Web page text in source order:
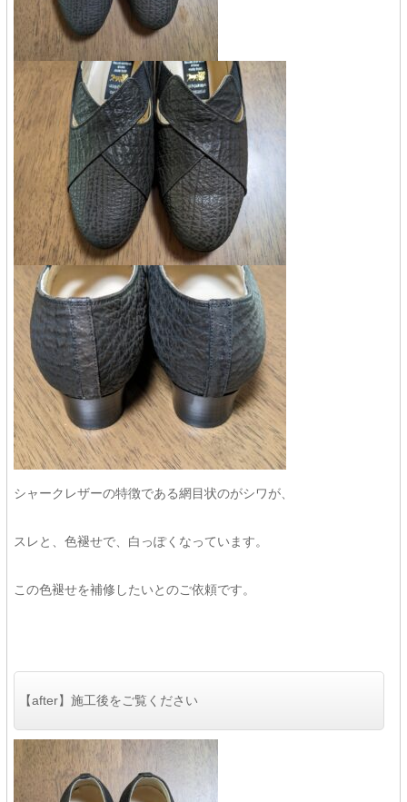
シャークレザーの特徴である網目状のがシワが、
スレと、色褪せで、白っぽくなっています。
この色褪せを補修したいとのご依頼です。
【after】施工後をご覧ください